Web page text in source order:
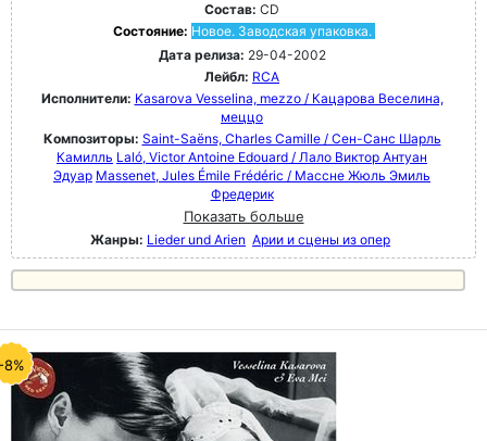
Состав: CD
Состояние: Новое. Заводская упаковка.
Дата релиза: 29-04-2002
Лейбл: RCA
Исполнители: Kasarova Vesselina, mezzo / Кацарова Веселина,
меццо
Композиторы: Saint-Saëns, Charles Camille / Сен-Санс Шарль
Камилль Laló, Victor Antoine Edouard / Лало Виктор Антуан
Эдуар Massenet, Jules Émile Frédéric / Массне Жюль Эмиль
Фредерик
Показать больше
Жанры: Lieder und Arien Арии и сцены из опер
8%